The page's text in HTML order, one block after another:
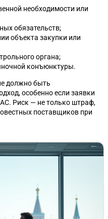
необходимости или
обязательств;
объекта закупки или
органа;
конъюнктуры.
должно быть
особенно если заявки
Риск — не только штраф,
поставщиков при